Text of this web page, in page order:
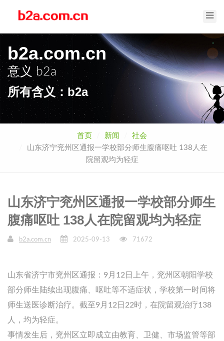
b2a.com.cn
意义b2a
所有含义：b2a
首页 新闻
社会
山东济宁兖州区通报一学校部分师生腹痛呕吐 138人在
院留观均为轻症
山东济宁兖州区通报一学校部分师生
腹痛呕吐 138人在院留观均为轻症
b2a.com.cn 2025-09-13 71672
山东省济宁市兖州区通报：9月12日上午，兖州区朝阳学校
部分师生陆续出现腹痛、呕吐等不适症状，学校第一时间将
师生送医诊断治疗。截至9月12日22时，在院留观治疗138
人，均为轻症。
事情发生后，兖州区立即成立由教育、卫健、市场监管等部